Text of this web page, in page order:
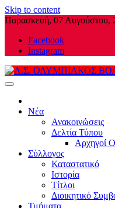
Skip to content
Παρασκευή, 07 Αυγούστου,
Facebook
Instagram
Νέα
Ανακοινώσεις
Δελτία Τύπου
Αρχηγοί
Σύλλογος
Καταστατικό
Ιστορία
Τίτλοι
Διοικητικό
Τμήματα